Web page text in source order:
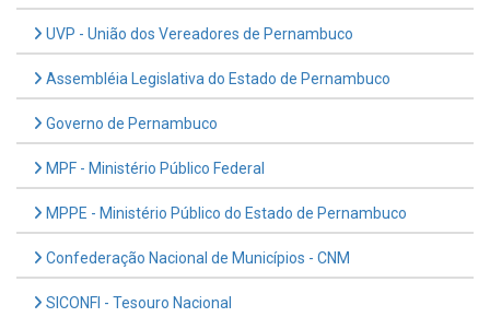
UVP - União dos Vereadores de Pernambuco
Assembléia Legislativa do Estado de Pernambuco
Governo de Pernambuco
MPF - Ministério Público Federal
MPPE - Ministério Público do Estado de Pernambuco
Confederação Nacional de Municípios - CNM
SICONFI - Tesouro Nacional